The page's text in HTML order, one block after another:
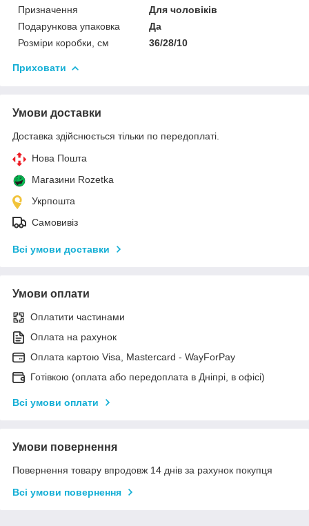
Призначення
Для чоловіків
Подарункова упаковка
Да
Розміри коробки, см
36/28/10
Приховати
Умови доставки
Доставка здійснюється тільки по передоплаті.
Нова Пошта
Магазини Rozetka
Укрпошта
Самовивіз
Всі умови доставки
Умови оплати
Оплатити частинами
Оплата на рахунок
Оплата картою Visa, Mastercard - WayForPay
Готівкою (оплата або передоплата в Дніпрі, в офісі)
Всі умови оплати
Умови повернення
Повернення товару впродовж 14 днів за рахунок покупця
Всі умови повернення